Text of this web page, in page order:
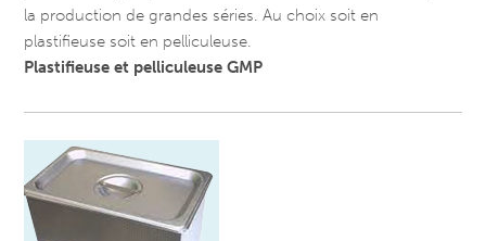
la production de grandes séries. Au choix soit en
plastifieuse soit en pelliculeuse.
Plastifieuse et pelliculeuse GMP